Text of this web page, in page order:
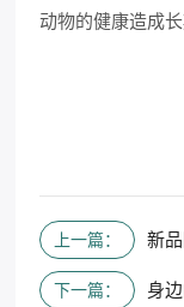
动物的健康造成
上一篇： 新
下一篇： 身